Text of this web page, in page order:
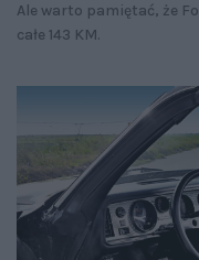
Ale warto pamiętać, że
całe 143 KM.